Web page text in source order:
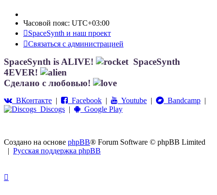
Часовой пояс: UTC+03:00
SpaceSynth и наш проект
Связаться с администрацией
SpaceSynth is ALIVE!
SpaceSynth
4EVER!
Сделано с любовью!
ВКонтакте | Facebook | Youtube | Bandcamp |
Discogs | Google Play
Создано на основе phpBB® Forum Software © phpBB Limited
| Русская поддержка phpBB